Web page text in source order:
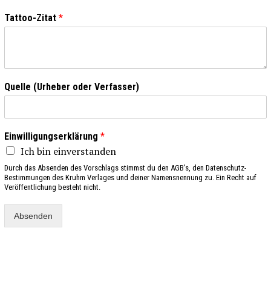
Tattoo-Zitat *
Quelle (Urheber oder Verfasser)
Einwilligungserklärung *
Ich bin einverstanden
Durch das Absenden des Vorschlags stimmst du den AGB's, den Datenschutz-
Bestimmungen des Kruhm Verlages und deiner Namensnennung zu. Ein Recht auf
Veröffentlichung besteht nicht.
Absenden